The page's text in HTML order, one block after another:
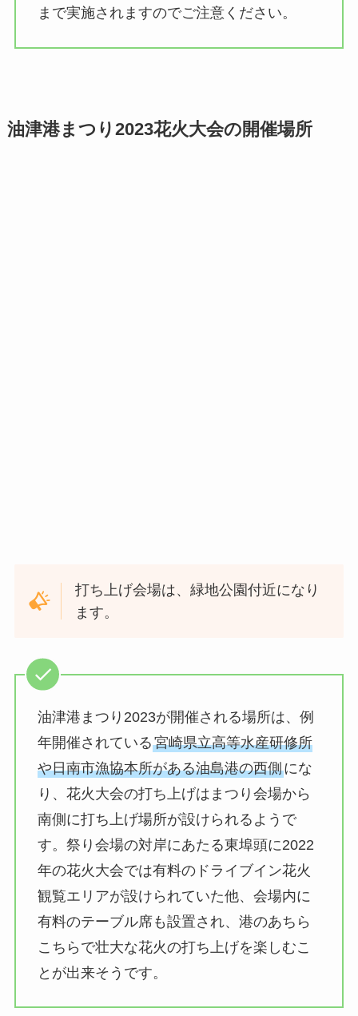
まで実施されますのでご注意ください。
油津港まつり2023花火大会の開催場所
打ち上げ会場は、緑地公園付近になり
ます。
油津港まつり2023が開催される場所は、例
年開催されている宮崎県立高等水産研修所
や日南市漁協本所がある油島港の西側にな
り、花火大会の打ち上げはまつり会場から
南側に打ち上げ場所が設けられるようで
す。祭り会場の対岸にあたる東埠頭に2022
年の花火大会では有料のドライブイン花火
観覧エリアが設けられていた他、会場内に
有料のテーブル席も設置され、港のあちら
こちらで壮大な花火の打ち上げを楽しむこ
とが出来そうです。